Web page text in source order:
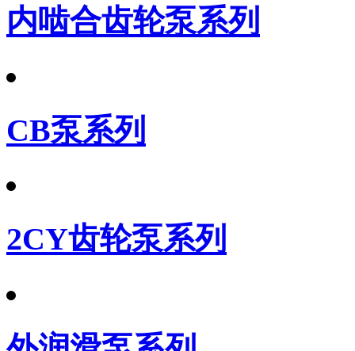
内啮合齿轮泵系列
CB泵系列
2CY齿轮泵系列